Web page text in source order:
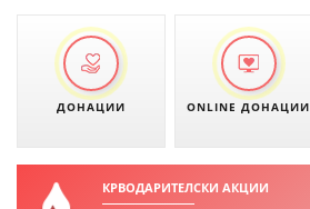
ДОНАЦИИ ONLINE ДОНАЦИИ
КРВОДАРИТЕЛСКИ АКЦИИ